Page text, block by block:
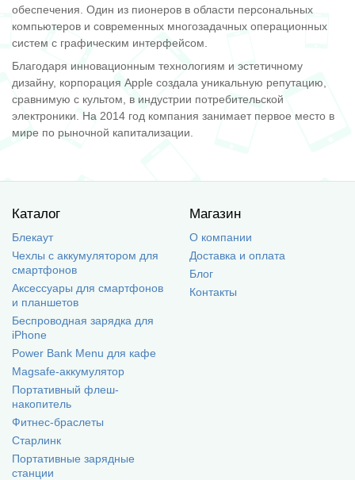
обеспечения. Один из пионеров в области персональных
компьютеров и современных многозадачных операционных
систем с графическим интерфейсом.
Благодаря инновационным технологиям и эстетичному
дизайну, корпорация Apple создала уникальную репутацию,
сравнимую с культом, в индустрии потребительской
электроники. На 2014 год компания занимает первое место в
мире по рыночной капитализации.
Каталог
Блекаут
Чехлы с аккумулятором для
смартфонов
Аксессуары для смартфонов
и планшетов
Беспроводная зарядка для
iPhone
Power Bank Menu для кафе
Magsafe-аккумулятор
Портативный флеш-
накопитель
Фитнес-браслеты
Старлинк
Портативные зарядные
станции
Магазин
О компании
Доставка и оплата
Блог
Контакты